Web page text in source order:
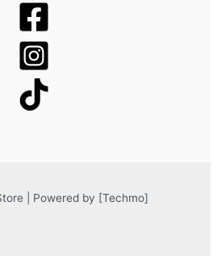
| Powered by [Techmo]